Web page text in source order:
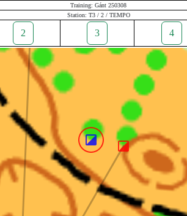
Training: Gánt 250308
Station: T3 / 2 / TEMPO
2 3 4